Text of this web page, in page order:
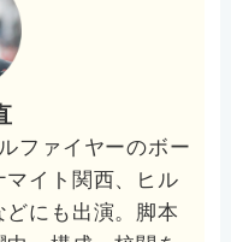
ファイヤーのボー
マイト関西、ヒル
にも出演。脚本